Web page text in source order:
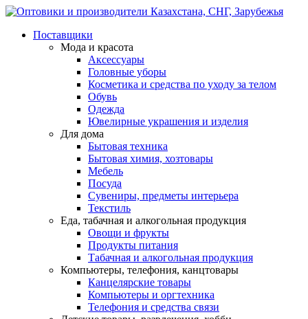
Поставщики
Мода и красота
Аксессуары
Головные уборы
Косметика и средства по уходу за телом
Обувь
Одежда
Ювелирные украшения и изделия
Для дома
Бытовая техника
Бытовая химия, хозтовары
Мебель
Посуда
Сувениры, предметы интерьера
Текстиль
Еда, табачная и алкогольная продукция
Овощи и фрукты
Продукты питания
Табачная и алкогольная продукция
Компьютеры, телефония, канцтовары
Канцелярские товары
Компьютеры и оргтехника
Телефония и средства связи